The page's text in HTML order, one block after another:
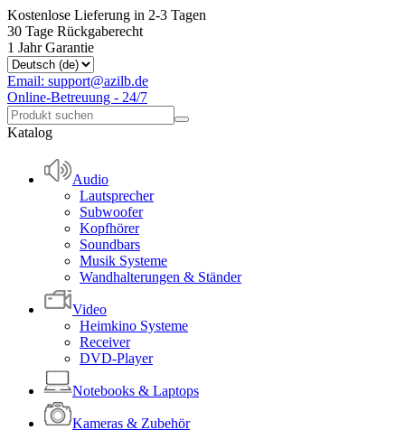
Kostenlose Lieferung in 2-3 Tagen
30 Tage Rückgaberecht
1 Jahr Garantie
Email: support@azilb.de
Online-Betreuung - 24/7
Katalog
Audio
Lautsprecher
Subwoofer
Kopfhörer
Soundbars
Musik Systeme
Wandhalterungen & Ständer
Video
Heimkino Systeme
Receiver
DVD-Player
Notebooks & Laptops
Kameras & Zubehör